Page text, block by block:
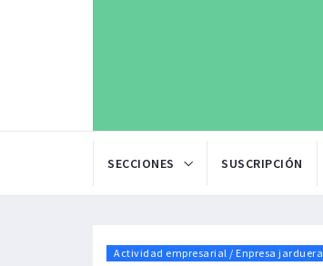
SECCIONES SUSCRIPCIÓN
Actividad empresarial / Enpresa jarduera